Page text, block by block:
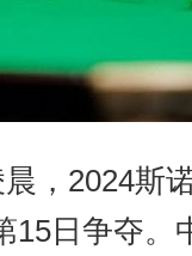
2024斯
15日争夺。